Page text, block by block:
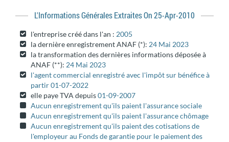
L'informations Générales Extraites On 25-Apr-2010
l'entreprise créé dans l'an : 2005
la dernière enregistrement ANAF (*): 24 Mai 2023
la transformation des dernières informations déposée à
ANAF (**): 24 Mai 2023
l'agent commercial enregistré avec l'impôt sur bénéfice à
partir 01-07-2022
elle paye TVA depuis01-09-2007
Aucun enregistrement qu'ils paient l'assurance sociale
Aucun enregistrement qu'ils paient l'assurance chômage
Aucun enregistrement qu'ils paient des cotisations de
l'employeur au Fonds de garantie pour le paiement des